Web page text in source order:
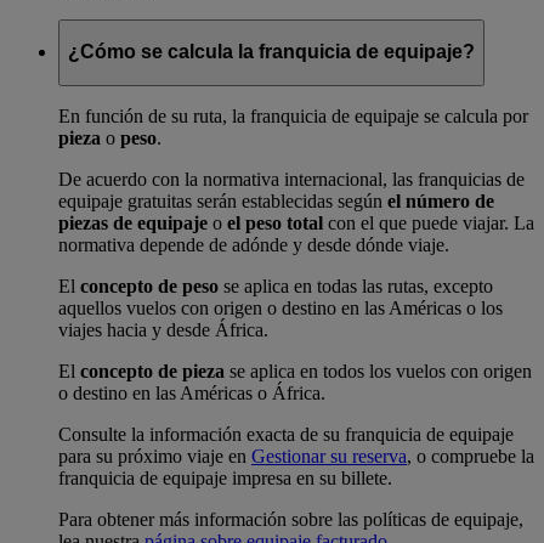
¿Cómo se calcula la franquicia de equipaje?
En función de su ruta, la franquicia de equipaje se calcula por
pieza o peso.
De acuerdo con la normativa internacional, las franquicias de
equipaje gratuitas serán establecidas según el número de
piezas de equipaje o el peso total con el que puede viajar. La
normativa depende de adónde y desde dónde viaje.
El concepto de peso se aplica en todas las rutas, excepto
aquellos vuelos con origen o destino en las Américas o los
viajes hacia y desde África.
El concepto de pieza se aplica en todos los vuelos con origen
o destino en las Américas o África.
Consulte la información exacta de su franquicia de equipaje
para su próximo viaje en Gestionar su reserva, o compruebe la
franquicia de equipaje impresa en su billete.
Para obtener más información sobre las políticas de equipaje,